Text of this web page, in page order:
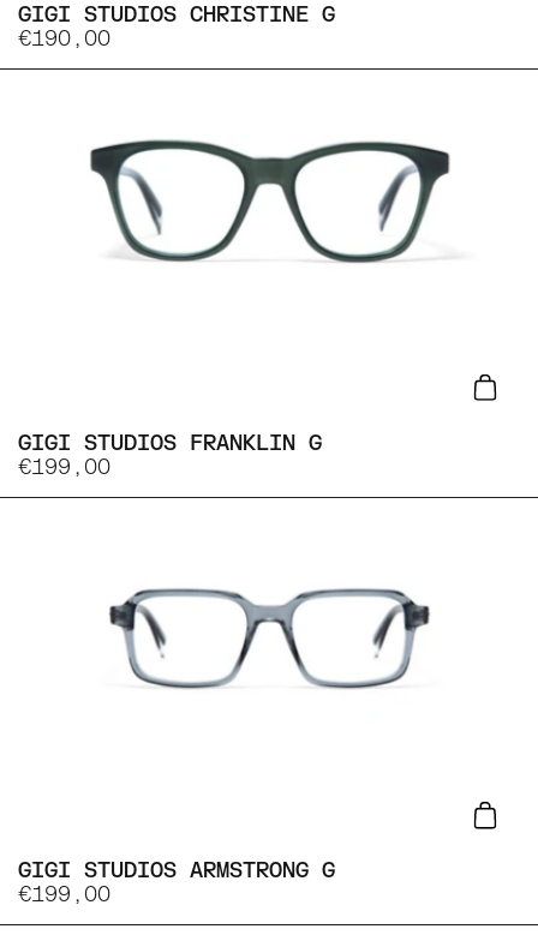
GIGI STUDIOS CHRISTINE G
€190,00
GIGI STUDIOS FRANKLIN G
€199,00
GIGI STUDIOS ARMSTRONG G
€199,00